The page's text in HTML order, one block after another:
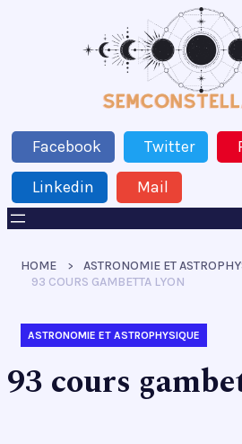
Facebook Twitter
Linkedin Mail
HOME
ASTRONOMIE ET
93 COURS GAMBETTA LYON
ASTRONOMIE ET ASTROPHYSIQUE
93 cours